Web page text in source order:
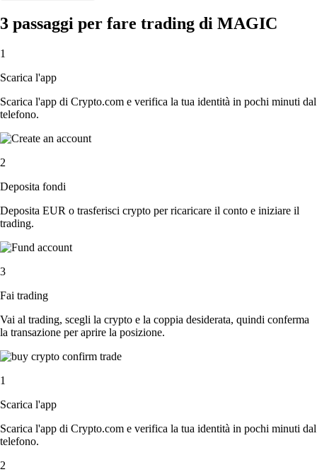
3 passaggi per fare trading di MAGIC
1
Scarica l'app
Scarica l'app di Crypto.com e verifica la tua identità in pochi minuti dal
telefono.
2
Deposita fondi
Deposita EUR o trasferisci crypto per ricaricare il conto e iniziare il
trading.
3
Fai trading
Vai al trading, scegli la crypto e la coppia desiderata, quindi conferma
la transazione per aprire la posizione.
1
Scarica l'app
Scarica l'app di Crypto.com e verifica la tua identità in pochi minuti dal
telefono.
2